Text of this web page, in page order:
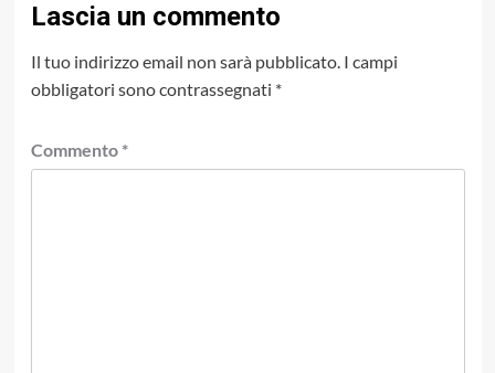
Lascia un commento
Il tuo indirizzo email non sarà pubblicato. I campi
obbligatori sono contrassegnati *
Commento *